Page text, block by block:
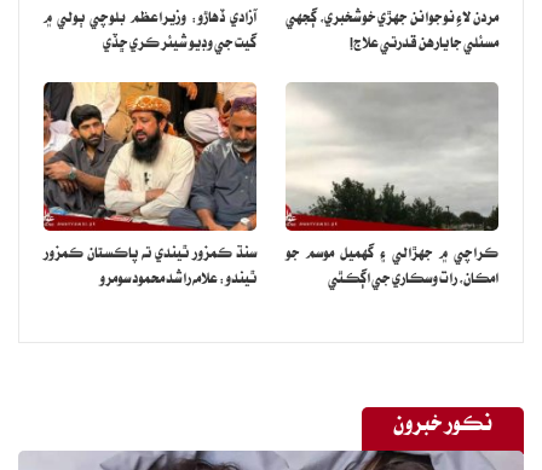
مردن لاءِ نوجوانن جهڙي خوشخبري، ڳجهي
مسئلي جا يارهن قدرتي علاج!
آزادي ڏهاڙو: وزيراعظم بلوچي ٻولي ۾
گيت جي وڊيو شيئر ڪري ڇڏي
ڪراچي ۾ جهڙالي ۽ گهميل موسم جو
امڪان، رات وسڪاري جي اڳڪٿي
سنڌ ڪمزور ٿيندي ته پاڪستان ڪمزور
ٿيندو: علامه راشد محمود سومرو
نڪور خبرون